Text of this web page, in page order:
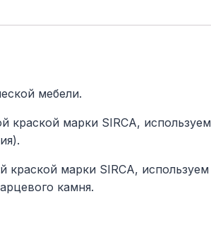
мебели.
краской марки SIRCA, используем
марки SIRCA, используем
камня.